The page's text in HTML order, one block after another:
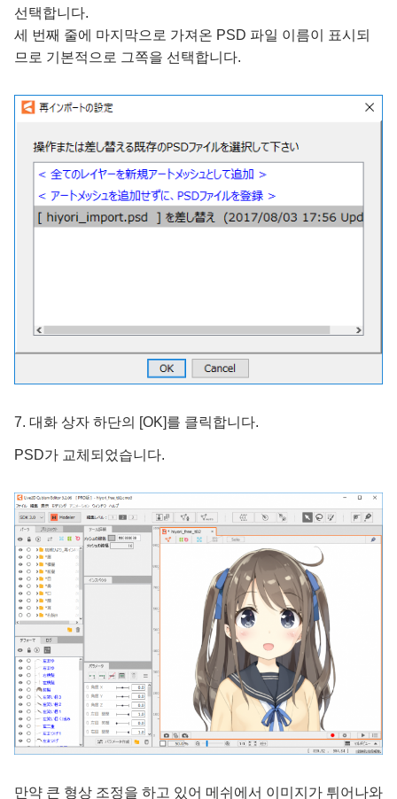
선택합니다.
세 번째 줄에 마지막으로 가져온 PSD 파일 이름이 표시되
므로 기본적으로 그쪽을 선택합니다.
7. 대화 상자 하단의 [OK]를 클릭합니다.
PSD가 교체되었습니다.
만약 큰 형상 조정을 하고 있어 메쉬에서 이미지가 튀어나와